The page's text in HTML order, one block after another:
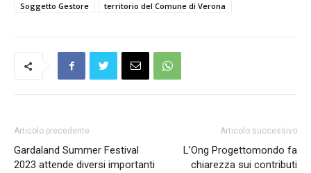
Soggetto Gestore
territorio del Comune di Verona
Articolo precedente
Gardaland Summer Festival
2023 attende diversi importanti
Articolo successivo
L’Ong Progettomondo fa
chiarezza sui contributi